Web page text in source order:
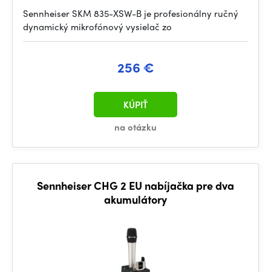
Sennheiser SKM 835-XSW-B je profesionálny ručný
dynamický mikrofónový vysielač zo
256 €
na otázku
KÚPIŤ
Sennheiser CHG 2 EU nabíjačka pre dva
akumulátory